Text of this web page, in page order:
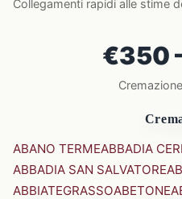
Collegamenti rapidi alle stime
€350
ABANO TERMEABBADIA
ABBADIA SAN SALVATORE
ABBIATEGRASSOABETONE